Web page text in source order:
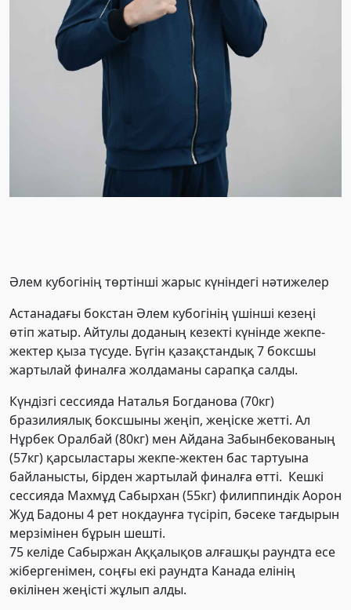
Әлем кубогінің төртінші жарыс күніндегі нәтижелер
Астанадағы бокстан Әлем кубогінің үшінші кезеңі
өтіп жатыр. Айтулы доданың кезекті күнінде жекпе-
жектер қыза түсуде. Бүгін қазақстандық 7 боксшы
жартылай финалға жолдаманы сарапқа салды.
Күндізгі сессияда Наталья Богданова (70кг)
бразилиялық боксшыны жеңіп, жеңіске жетті. Ал
Нұрбек Оралбай (80кг) мен Айдана Забынбекованың
(57кг) қарсыластары жекпе-жектен бас тартуына
байланысты, бірден жартылай финалға өтті. Кешкі
сессияда Махмұд Сабырхан (55кг) филиппиндік Аорон
Жуд Бадоны 4 рет нокдаунға түсіріп, бәсеке тағдырын
мерзімінен бұрын шешті.
75 келіде Сабыржан Аққалықов алғашқы раундта есе
жібергенімен, соңғы екі раундта Канада елінің
өкілінен жеңісті жұлып алды.